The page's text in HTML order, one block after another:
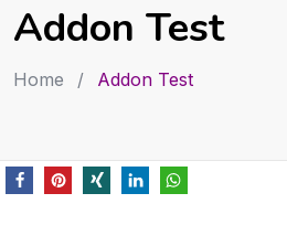
Addon Test
Home / Addon Test